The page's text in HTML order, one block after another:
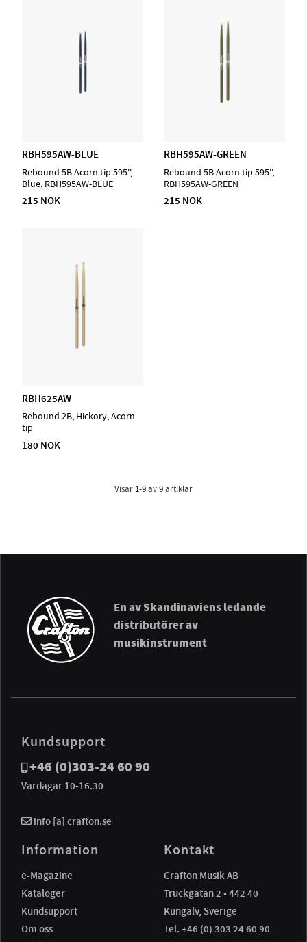
RBH595AW-BLUE
Rebound 5B Acorn tip 595'',
Blue, RBH595AW-BLUE
215 NOK
RBH595AW-GREEN
Rebound 5B Acorn tip 595'',
RBH595AW-GREEN
215 NOK
RBH625AW
Rebound 2B, Hickory, Acorn
tip
180 NOK
Visar 1-9av9artiklar
En av Skandinaviens ledande
distributörer av
musikinstrument
Kundsupport
+46 (0)303-24 60 90
Vardagar 10-16.30
info [a] crafton.se
Information
e-Magazine
Kataloger
Kundsupport
Om oss
Kontakt
Crafton Musik AB
Truckgatan 2 • 442 40
Kungälv, Sverige
Tel. +46 (0) 303 24 60 90